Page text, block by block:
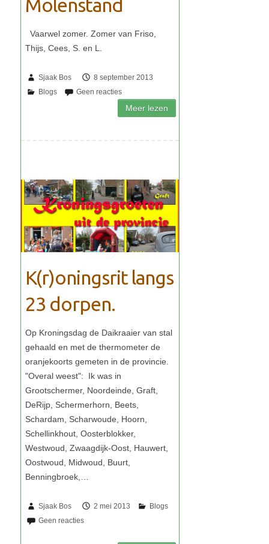
Molenstand
Sjaak Bos 8 september 2013
K(r)oningsrit langs
23 dorpen.
Sjaak Bos 2 mei 2013